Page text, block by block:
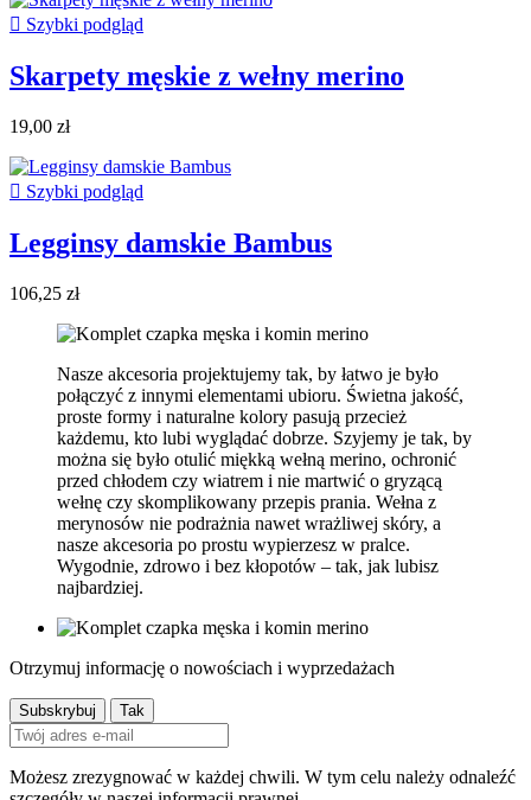
 Szybki podgląd
Skarpety męskie z wełny merino
19,00 zł
 Szybki podgląd
Legginsy damskie Bambus
106,25 zł
Nasze akcesoria projektujemy tak, by łatwo je było
połączyć z innymi elementami ubioru. Świetna jakość,
proste formy i naturalne kolory pasują przecież
każdemu, kto lubi wyglądać dobrze. Szyjemy je tak, by
można się było otulić miękką wełną merino, ochronić
przed chłodem czy wiatrem i nie martwić o gryzącą
wełnę czy skomplikowany przepis prania. Wełna z
merynosów nie podrażnia nawet wrażliwej skóry, a
nasze akcesoria po prostu wypierzesz w pralce.
Wygodnie, zdrowo i bez kłopotów – tak, jak lubisz
najbardziej.
Otrzymuj informację o nowościach i wyprzedażach
Możesz zrezygnować w każdej chwili. W tym celu należy odnaleźć